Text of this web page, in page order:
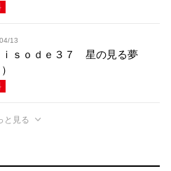
13
ｉｓｏｄｅ３７ 星の見る夢
と見る